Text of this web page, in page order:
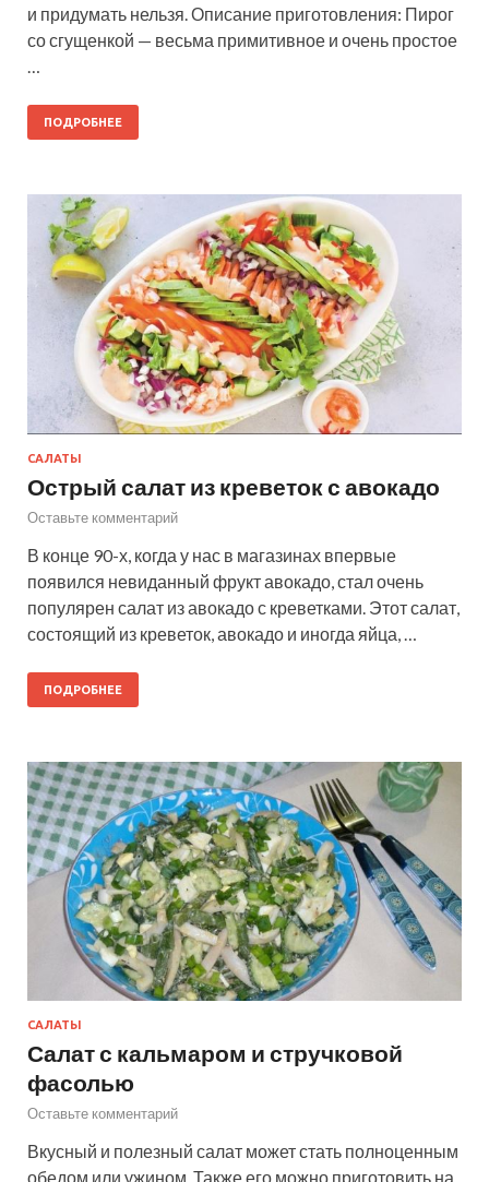
и придумать нельзя. Описание приготовления: Пирог
со сгущенкой — весьма примитивное и очень простое
…
ПОДРОБНЕЕ
САЛАТЫ
Острый салат из креветок с авокадо
Оставьте комментарий
В конце 90-х, когда у нас в магазинах впервые
появился невиданный фрукт авокадо, стал очень
популярен салат из авокадо с креветками. Этот салат,
состоящий из креветок, авокадо и иногда яйца, …
ПОДРОБНЕЕ
САЛАТЫ
Салат с кальмаром и стручковой
фасолью
Оставьте комментарий
Вкусный и полезный салат может стать полноценным
обедом или ужином. Также его можно приготовить на